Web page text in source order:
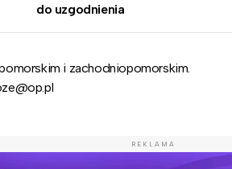
do uzgodnienia
i zachodniopomorskim.
REKLAMA